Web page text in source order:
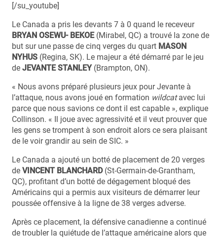
[/su_youtube]
Le Canada a pris les devants 7 à 0 quand le receveur
BRYAN OSEWU- BEKOE(Mirabel, QC) a trouvé la zone de
but sur une passe de cinq verges du quart MASON
NYHUS (Regina, SK). Le majeur a été démarré par le jeu
de JEVANTE STANLEY (Brampton, ON).
« Nous avons préparé plusieurs jeux pour Jevante à
l’attaque, nous avons joué en formation wildcatavec lui
parce que nous savions ce dont il est capable », explique
Collinson. « Il joue avec agressivité et il veut prouver que
les gens se trompent à son endroit alors ce sera plaisant
de le voir grandir au sein de SIC. »
Le Canada a ajouté un botté de placement de 20 verges
de VINCENT BLANCHARD(St-Germain-de-Grantham,
QC), profitant d’un botté de dégagement bloqué des
Américains qui a permis aux visiteurs de démarrer leur
poussée offensive à la ligne de 38 verges adverse.
Après ce placement, la défensive canadienne a continué
de troubler la quiétude de l’attaque américaine alors que